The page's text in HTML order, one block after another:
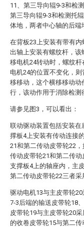
11、第三导向辊9-3和检
第三导向辊9-3和检测托
体地，两者中心轴的后端
在背板23上安装有带有
出轴上安装有螺纹杆，
移电机24转动时，螺纹
电机24的位置不变化，
移移动，这个横移移动
行，该动作用于消除检测
请参见图3，可以看出：
联动驱动装置包括安装在
撑板4上安装有传动连接
21和第二传动皮带轮22
传动皮带轮21和第二传
支撑板4上的轴座内，主
第二传动皮带轮22三者采
驱动电机13与主皮带轮
7-3后端的输送皮带轮18
皮带轮19与主皮带轮20
的收卷皮带轮15与第二传